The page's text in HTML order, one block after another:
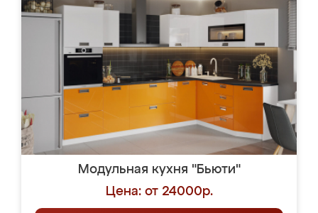
Модульная кухня "Бьюти"
Цена: от 24000р.